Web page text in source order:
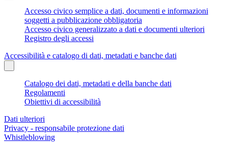
Accesso civico semplice a dati, documenti e informazioni
soggetti a pubblicazione obbligatoria
Accesso civico generalizzato a dati e documenti ulteriori
Registro degli accessi
Accessibilità e catalogo di dati, metadati e banche dati
Catalogo dei dati, metadati e della banche dati
Regolamenti
Obiettivi di accessibilità
Dati ulteriori
Privacy - responsabile protezione dati
Whistleblowing